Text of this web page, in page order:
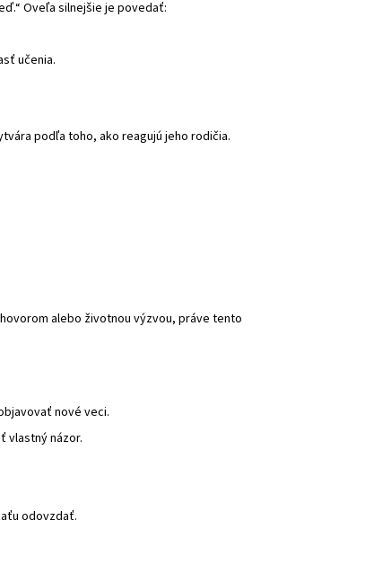
Oveľa silnejšie je povedať:
učenia.
podľa toho, ako reagujú jeho rodičia.
alebo životnou výzvou, práve tento
nové veci.
vlastný názor.
odovzdať.